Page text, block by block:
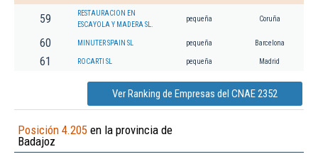
59
RESTAURACION EN
ESCAYOLA Y MADERA SL.
pequeña Coruña
60 MINUTER SPAIN SL pequeña Barcelona
61 ROCARTI SL pequeña Madrid
Ver Ranking de Empresas del CNAE 2352
Posición 4.205 en la provincia de
Badajoz